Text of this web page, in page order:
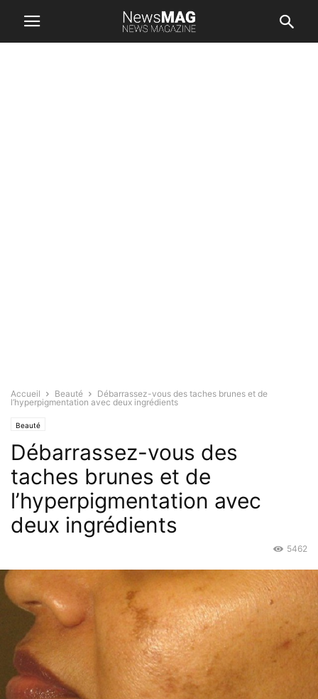
Accueil Beauté
Débarrassez-vous des taches brunes et de
l’hyperpigmentation avec deux ingrédients
Beauté
Débarrassez-vous des
taches brunes et de
l’hyperpigmentation avec
deux ingrédients
5462